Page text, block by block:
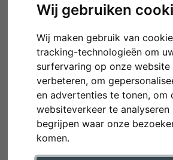
Wij gebruiken
Wij maken gebruik van
tracking-technologieën om
surfervaring op onze website
verbeteren, om
en advertenties te tonen, om
websiteverkeer te analyseren
begrijpen waar onze
komen.